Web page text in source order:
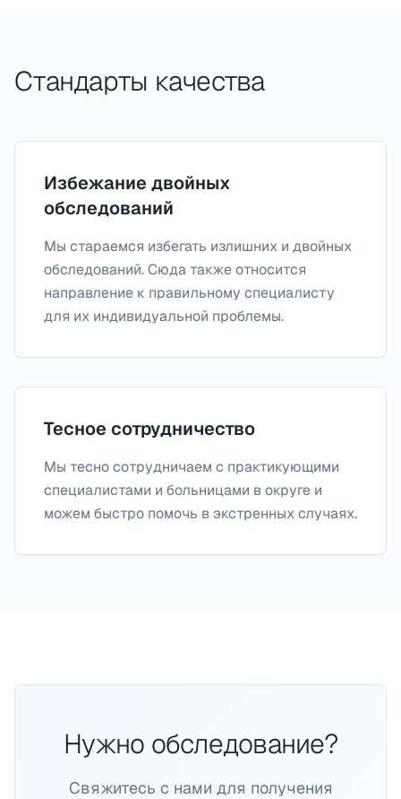
Стандарты качества
Избежание двойных
обследований
Мы стараемся избегать излишних и двойных
обследований. Сюда также относится
направление к правильному специалисту
для их индивидуальной проблемы.
Тесное сотрудничество
Мы тесно сотрудничаем с практикующими
специалистами и больницами в округе и
можем быстро помочь в экстренных случаях.
Нужно обследование?
Свяжитесь с нами для получения